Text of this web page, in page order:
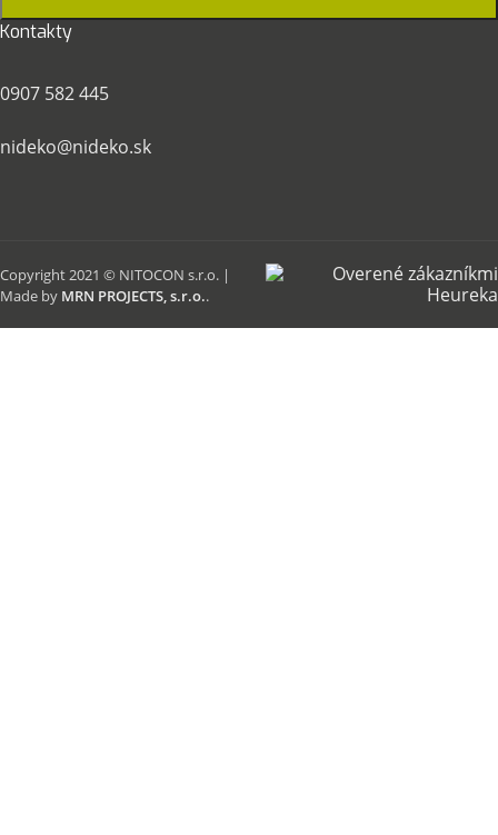
Kontakty
0907 582 445
nideko@nideko.sk
Copyright 2021 © NITOCON s.r.o. |
Made by MRN PROJECTS, s.r.o..